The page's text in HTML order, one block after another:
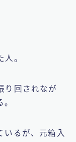
。
り回されなが
いるが、元箱入